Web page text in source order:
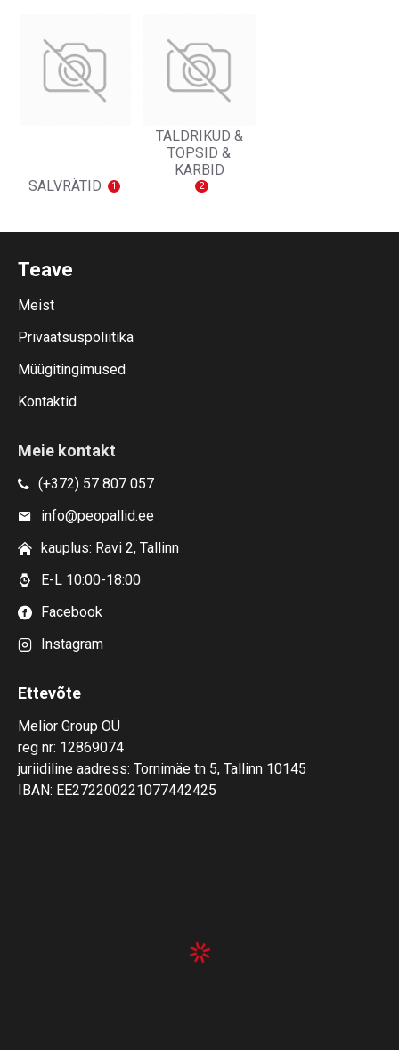
SALVRÄTID 1
TALDRIKUD &
TOPSID &
KARBID
2
Teave
Meist
Privaatsuspoliitika
Müügitingimused
Kontaktid
Meie kontakt
(+372) 57 807 057
info@peopallid.ee
kauplus: Ravi 2, Tallinn
E-L 10:00-18:00
Facebook
Instagram
Ettevõte
Melior Group OÜ
reg nr: 12869074
juriidiline aadress: Tornimäe tn 5, Tallinn 10145
IBAN: EE272200221077442425